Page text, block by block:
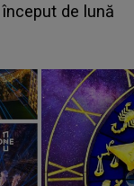
a filmat din